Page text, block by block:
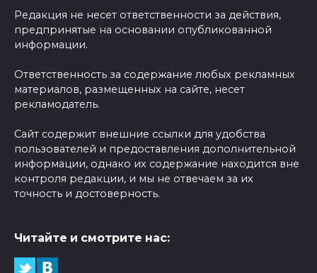
Редакция не несет ответственности за действия,
предпринятые на основании опубликованной
информации.
Ответственность за содержание любых рекламных
материалов, размещенных на сайте, несет
рекламодатель.
Сайт содержит внешние ссылки для удобства
пользователей и предоставления дополнительной
информации, однако их содержание находится вне
контроля редакции, и мы не отвечаем за их
точность и достоверность.
Читайте и смотрите нас: